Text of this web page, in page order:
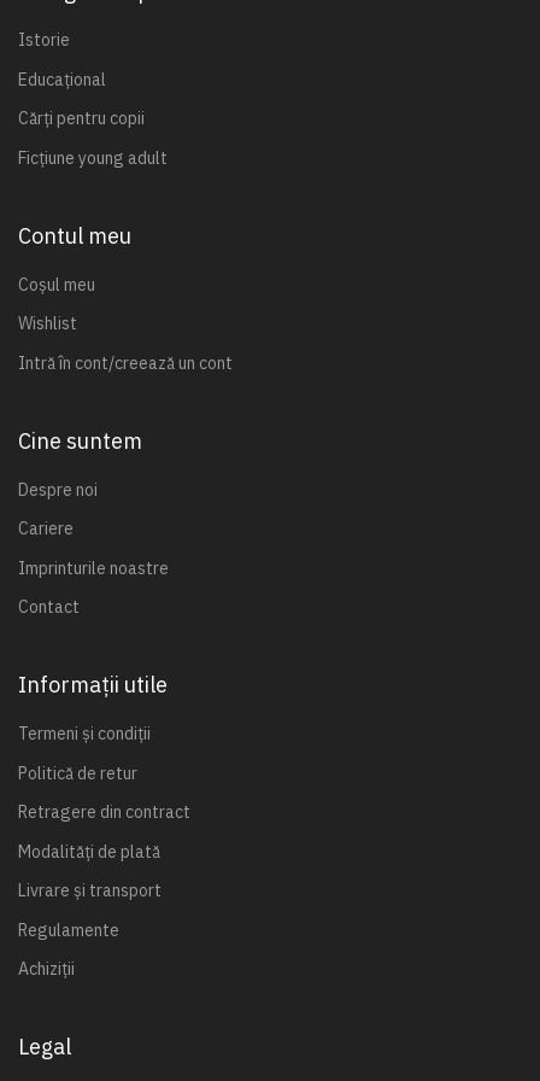
Istorie
Educațional
Cărți pentru copii
Ficțiune young adult
Contul meu
Coșul meu
Wishlist
Intră în cont/creează un cont
Cine suntem
Despre noi
Cariere
Imprinturile noastre
Contact
Informații utile
Termeni și condiții
Politică de retur
Retragere din contract
Modalități de plată
Livrare și transport
Regulamente
Achiziții
Legal